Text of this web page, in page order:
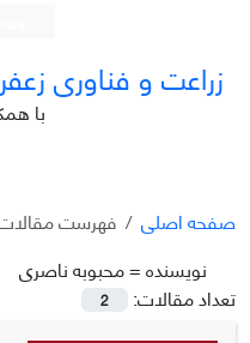
زراعت و فناوری
با
صفحه اصلی
فهرست
نویسنده =محبوبه ناصری
تعداد مقالات:
2